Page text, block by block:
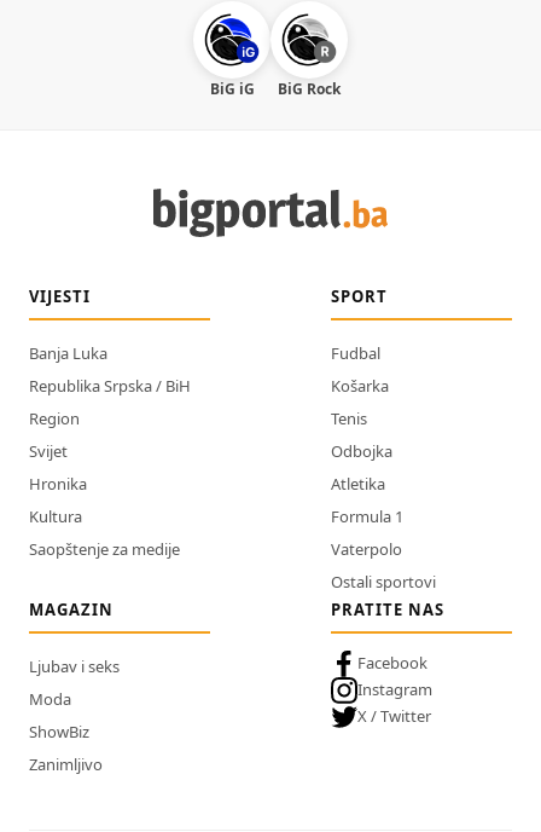
BiG iG BiG Rock
VIJESTI
Banja Luka
Republika Srpska / BiH
Region
Svijet
Hronika
Kultura
Saopštenje za medije
SPORT
Fudbal
Košarka
Tenis
Odbojka
Atletika
Formula 1
Vaterpolo
Ostali sportovi
MAGAZIN
Ljubav i seks
Moda
ShowBiz
Zanimljivo
PRATITE NAS
Facebook
Instagram
X / Twitter